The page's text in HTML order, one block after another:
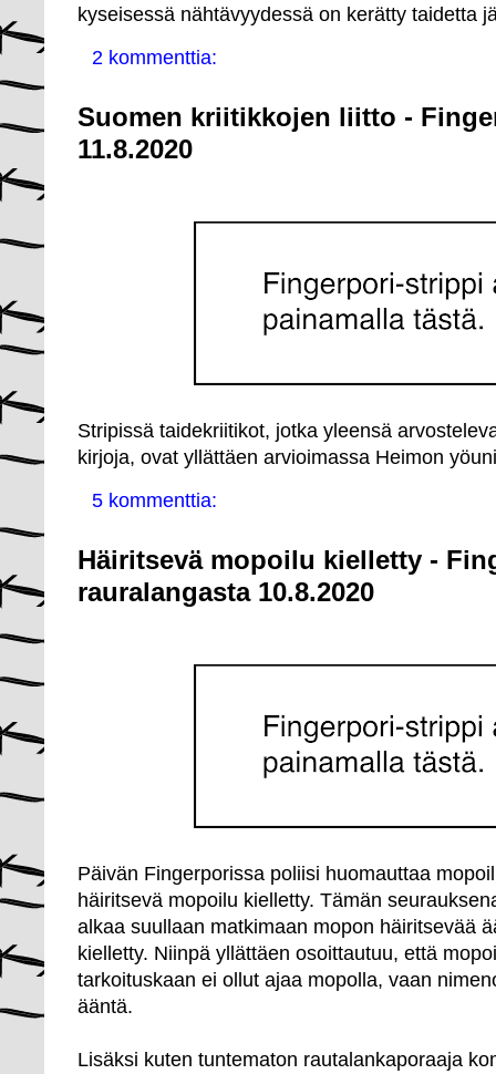
kyseisessä nähtävyydessä on kerätty taidetta
2 kommenttia:
Suomen kriitikkojen liitto -
11.8.2020
Stripissä taidekriitikot, jotka yleensä
kirjoja, ovat yllättäen arvioimassa Heimon
5 kommenttia:
Häiritsevä mopoilu kielletty -
rauralangasta 10.8.2020
Päivän Fingerporissa poliisi huomauttaa
häiritsevä mopoilu kielletty. Tämän
alkaa suullaan matkimaan mopon häiritsevää
kielletty. Niinpä yllättäen osoittautuu, että
tarkoituskaan ei ollut ajaa mopolla, vaan
ääntä.
Lisäksi kuten tuntematon rautalankaporaaja